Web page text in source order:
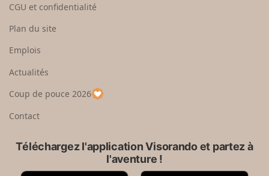
e
u
p
a
CGU et confidentialité
Plan du site
Emplois
Actualités
Coup de pouce 2026
Contact
Téléchargez l'application Visorando et partez à
l'aventure !